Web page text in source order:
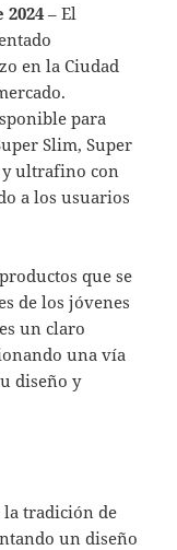
– El
en la Ciudad
para
Slim, Super
y ultrafino con
a los usuarios
que se
de los jóvenes
un claro
una vía
diseño y
la tradición de
un diseño